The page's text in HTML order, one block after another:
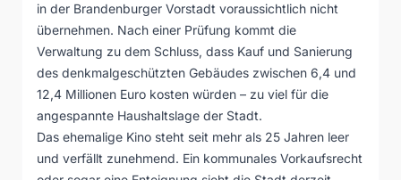
in der Brandenburger Vorstadt voraussichtlich nicht
übernehmen. Nach einer Prüfung kommt die
Verwaltung zu dem Schluss, dass Kauf und Sanierung
des denkmalgeschützten Gebäudes zwischen 6,4 und
12,4 Millionen Euro kosten würden – zu viel für die
angespannte Haushaltslage der Stadt.
Das ehemalige Kino steht seit mehr als 25 Jahren leer
und verfällt zunehmend. Ein kommunales Vorkaufsrecht